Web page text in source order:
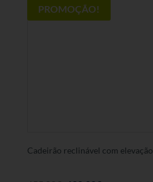
PROMOÇÃO!
Cadeirão reclinável com